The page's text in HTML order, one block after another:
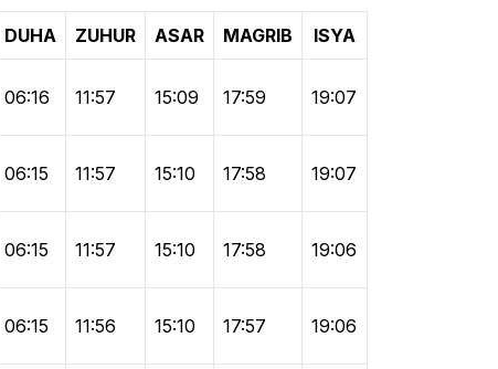
DUHA ZUHUR ASAR MAGRIB ISYA
06:16 11:57 15:09 17:59 19:07
06:15 11:57 15:10 17:58 19:07
06:15 11:57 15:10 17:58 19:06
06:15 11:56 15:10 17:57 19:06